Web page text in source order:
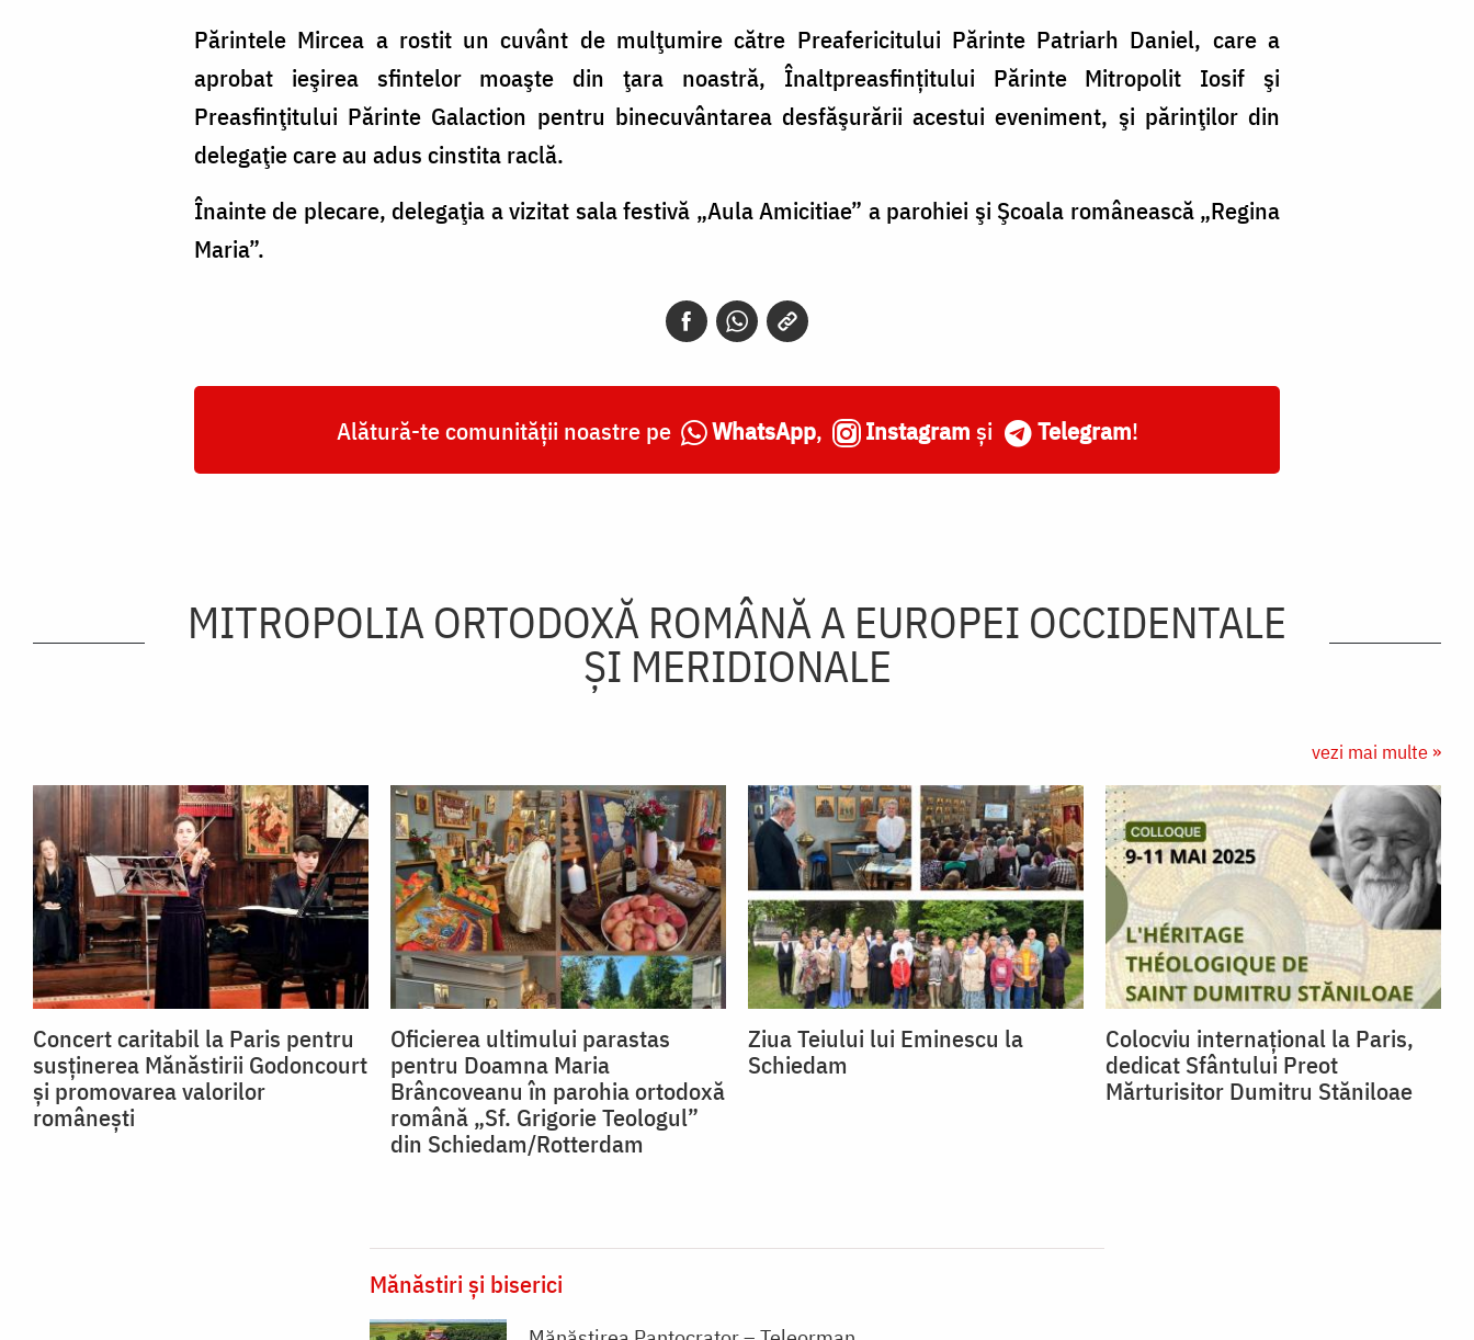
Părintele Mircea a rostit un cuvânt de mulţumire către Preafericitului Părinte Patriarh Daniel, care a
aprobat ieşirea sfintelor moaşte din ţara noastră, Înaltpreasfințitului Părinte Mitropolit Iosif şi
Preasfinţitului Părinte Galaction pentru binecuvântarea desfăşurării acestui eveniment, şi părinţilor din
delegaţie care au adus cinstita raclă.
Înainte de plecare, delegaţia a vizitat sala festivă „Aula Amicitiae” a parohiei şi Şcoala românească „Regina
Maria”.
Alătură-te comunității noastre pe WhatsApp, Instagram și Telegram!
MITROPOLIA ORTODOXĂ ROMÂNĂ A EUROPEI OCCIDENTALE
ŞI MERIDIONALE
vezi mai multe »
Concert caritabil la Paris pentru
susținerea Mănăstirii Godoncourt
și promovarea valorilor
românești
Oficierea ultimului parastas
pentru Doamna Maria
Brâncoveanu în parohia ortodoxă
română „Sf. Grigorie Teologul”
din Schiedam/Rotterdam
Ziua Teiului lui Eminescu la
Schiedam
Colocviu internațional la Paris,
dedicat Sfântului Preot
Mărturisitor Dumitru Stăniloae
Mănăstiri și biserici